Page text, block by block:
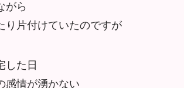
がら
り片付けていたのですが
した日
感情が湧かない